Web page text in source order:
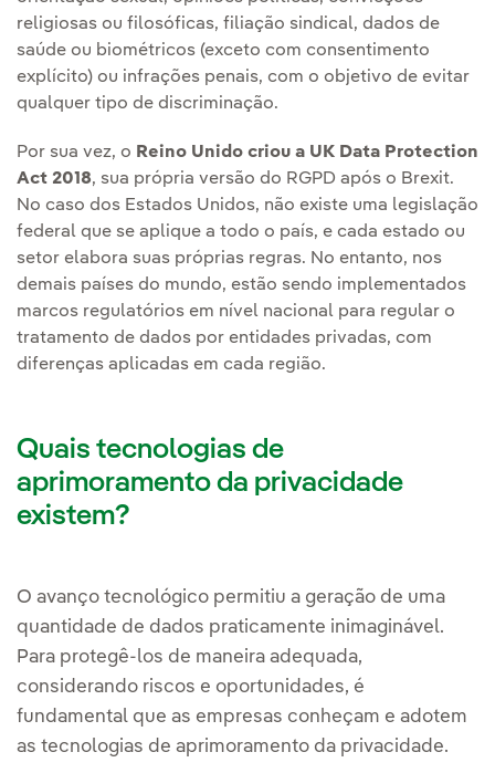
religiosas ou filosóficas, filiação sindical, dados de
saúde ou biométricos (exceto com consentimento
explícito) ou infrações penais, com o objetivo de evitar
qualquer tipo de discriminação.​​
Por sua vez, o Reino Unido criou a UK Data Protection
Act 2018, sua própria versão do RGPD após o Brexit.
No caso dos Estados Unidos, não existe uma legislação
federal que se aplique a todo o país, e cada estado ou
setor elabora suas próprias regras. No entanto, nos
demais países do mundo, estão sendo implementados
marcos regulatórios em nível nacional para regular o
tratamento de dados por entidades privadas, com
diferenças aplicadas em cada região.
Quais tecnologias de
aprimoramento da privacidade
existem?
O avanço tecnológico permitiu a geração de uma
quantidade de dados praticamente inimaginável.
Para protegê-los de maneira adequada,
considerando riscos e oportunidades, é
fundamental que as empresas conheçam e adotem
as tecnologias de aprimoramento da privacidade.